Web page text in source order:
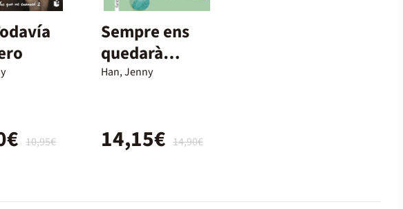
10,95€
Sempre ens
quedarà
l'estiu
Han, Jenny
14,90€
14,15€